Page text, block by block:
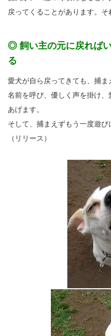
戻ってくることがあります。そ
◎ 飼い主の元に戻れば
る
愛犬が自ら戻ってきても、捕ま
名前を呼び、優しく声を掛け
あげます。
そして、捕まえずもう一度遊び
（リリース）